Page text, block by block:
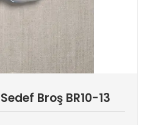
Broş BR10-13